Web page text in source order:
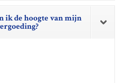
ik de hoogte van mijn